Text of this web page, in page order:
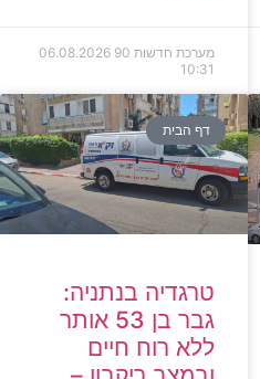
מערכת חדשות 90
06.08.2026
10:31
דף הבית
טרגדיה בנתניה:
גבר בן 53 אותר
ללא רוח חיים